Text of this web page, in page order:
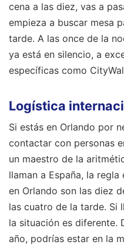
cena a las diez, vas a
empieza a buscar mesa
tarde. A las once de la
ya está en silencio, a
específicas como
Logística
Si estás en Orlando por
contactar con personas
un maestro de la
llaman a España, la regla
en Orlando son las diez
las cuatro de la tarde. Si
la situación es diferente.
año, podrías estar en la